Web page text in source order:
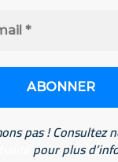
pas ! Consultez
pour plus